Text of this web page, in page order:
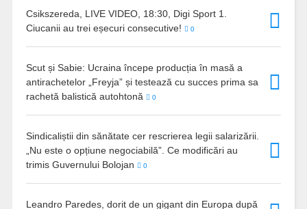
Csikszereda, LIVE VIDEO, 18:30, Digi Sport 1.
Ciucanii au trei eșecuri consecutive!
0
Scut și Sabie: Ucraina începe producția în masă a
antirachetelor „Freyja” și testează cu succes prima sa
rachetă balistică autohtonă
0
Sindicaliștii din sănătate cer rescrierea legii salarizării.
„Nu este o opțiune negociabilă”. Ce modificări au
trimis Guvernului Bolojan
0
Leandro Paredes, dorit de un gigant din Europa după